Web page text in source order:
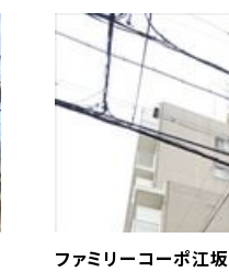
ファミリーコーポ江坂